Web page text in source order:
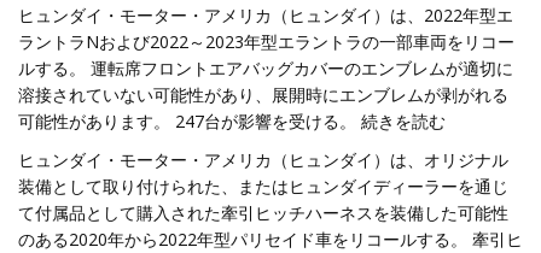
ヒュンダイ・モーター・アメリカ（ヒュンダイ）は、2022年型エ
ラントラNおよび2022～2023年型エラントラの一部車両をリコー
ルする。 運転席フロントエアバッグカバーのエンブレムが適切に
溶接されていない可能性があり、展開時にエンブレムが剥がれる
可能性があります。 247台が影響を受ける。 続きを読む
ヒュンダイ・モーター・アメリカ（ヒュンダイ）は、オリジナル
装備として取り付けられた、またはヒュンダイディーラーを通じ
て付属品として購入された牽引ヒッチハーネスを装備した可能性
のある2020年から2022年型パリセイド車をリコールする。 牽引ヒ